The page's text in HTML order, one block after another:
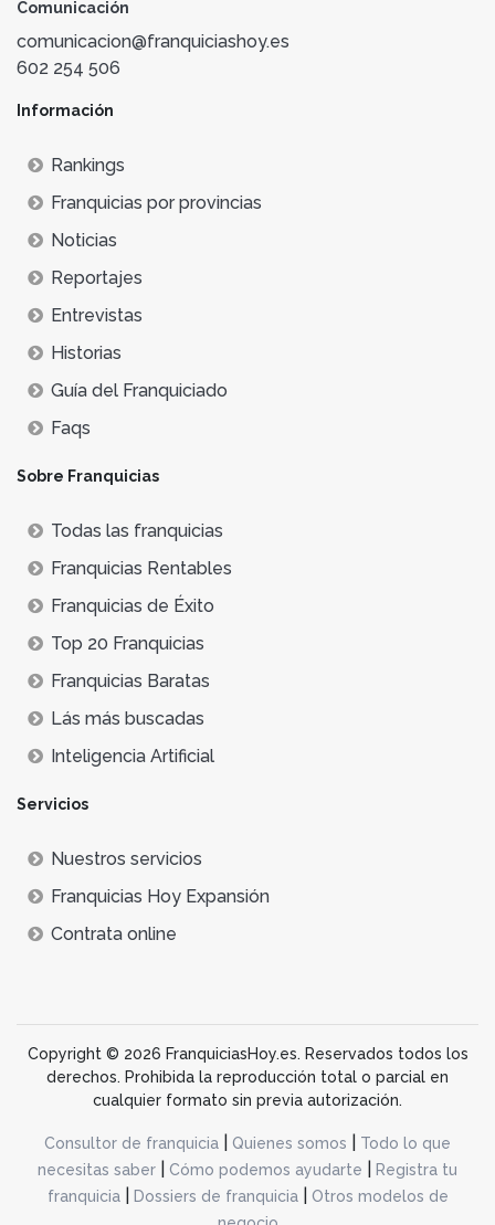
Comunicación
comunicacion@franquiciashoy.es
602 254 506
Información
Rankings
Franquicias por provincias
Noticias
Reportajes
Entrevistas
Historias
Guía del Franquiciado
Faqs
Sobre Franquicias
Todas las franquicias
Franquicias Rentables
Franquicias de Éxito
Top 20 Franquicias
Franquicias Baratas
Lás más buscadas
Inteligencia Artificial
Servicios
Nuestros servicios
Franquicias Hoy Expansión
Contrata online
Copyright © 2026 FranquiciasHoy.es. Reservados todos los
derechos. Prohibida la reproducción total o parcial en
cualquier formato sin previa autorización.
Consultor de franquicia Quienes somos
Todo lo que
necesitas saber
Cómo podemos ayudarte
Registra tu
franquicia| Dossiers de franquicia|
Otros modelos de